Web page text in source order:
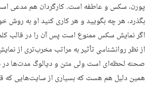
پورن، سکس و عاطفه است. کارگردان هم مدعی
بگذرد، هر چه بگویید و هر کاری کنید او به روش
اگر نمایش سکس ممنوع است پس آن را در قالب
از نظر روانشناسی تأثیر به مراتب مخرب‌تری از
صحنه لحظه‌ای است ولی متن و دیالوگ مدت‌ها در
همین دلیل هم هست که بسیاری از سایت‌هایی که